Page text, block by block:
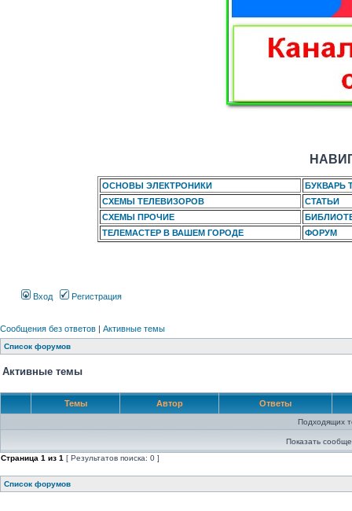
ОСНОВЫ ЭЛЕКТРОНИКИ
БУКВАРЬ
СХЕМЫ ТЕЛЕВИЗОРОВ
СТАТЬИ
СХЕМЫ ПРОЧИЕ
ТЕЛЕМАСТЕР В ВАШЕМ ГОРОДЕ
ФОРУМ
Вход Регистрация
Сообщения без ответов | Активные темы
Список форумов
Активные темы
Темы Автор Ответы
Подходящих
Показать
Страница 1 из 1 [ Результатов поиска: 0 ]
Список форумов